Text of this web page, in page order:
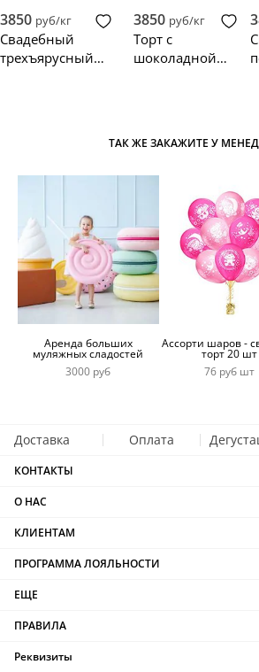
3850 руб/кг
Свадебный
трехъярусный
3850 руб/кг
Торт с
шоколадной
ТАК ЖЕ ЗАКАЖИТЕ У
Аренда больших
муляжных сладостей
3000 руб
Ассорти шаров -
торт 20 шт
76 руб шт
Доставка Оплата
КОНТАКТЫ
О НАС
КЛИЕНТАМ
ПРОГРАММА ЛОЯЛЬНОСТИ
ЕЩЕ
ПРАВИЛА
Реквизиты